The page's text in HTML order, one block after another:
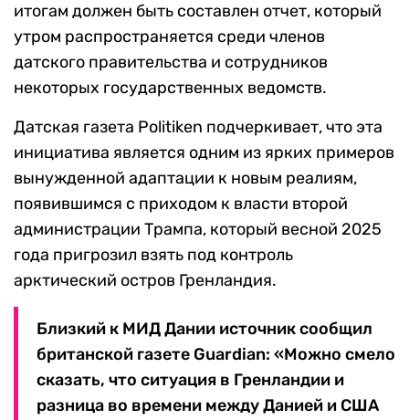
итогам должен быть составлен отчет, который
утром распространяется среди членов
датского правительства и сотрудников
некоторых государственных ведомств.
Датская газета Politiken подчеркивает, что эта
инициатива является одним из ярких примеров
вынужденной адаптации к новым реалиям,
появившимся с приходом к власти второй
администрации Трампа, который весной 2025
года пригрозил взять под контроль
арктический остров Гренландия.
Близкий к МИД Дании источник сообщил
британской газете Guardian: «Можно смело
сказать, что ситуация в Гренландии и
разница во времени между Данией и США